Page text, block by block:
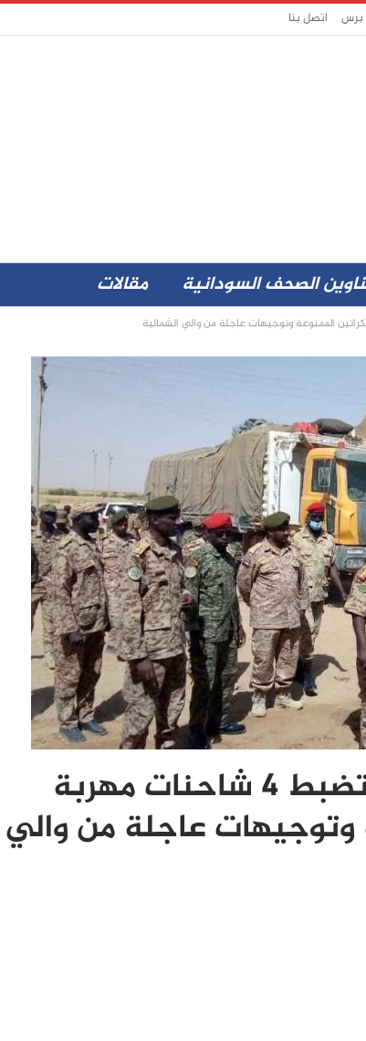
برس اتصل بنا
الصحف السودانية مقالات
قوة مشتركة سودانية ليبية تضبط 4 شاحنات مهربة
وتوجيهات عاجلة من والي